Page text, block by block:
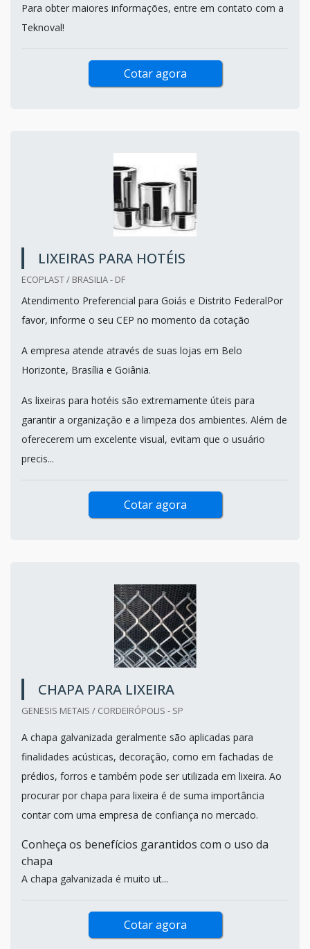
Para obter maiores informações, entre em contato com a
Teknoval!
Cotar agora
LIXEIRAS PARA HOTÉIS
ECOPLAST / BRASILIA - DF
Atendimento Preferencial para Goiás e Distrito FederalPor
favor, informe o seu CEP no momento da cotação
A empresa atende através de suas lojas em Belo
Horizonte, Brasília e Goiânia.
As lixeiras para hotéis são extremamente úteis para
garantir a organização e a limpeza dos ambientes. Além de
oferecerem um excelente visual, evitam que o usuário
precis...
Cotar agora
CHAPA PARA LIXEIRA
GENESIS METAIS / CORDEIRÓPOLIS - SP
A chapa galvanizada geralmente são aplicadas para
finalidades acústicas, decoração, como em fachadas de
prédios, forros e também pode ser utilizada em lixeira. Ao
procurar por chapa para lixeira é de suma importância
contar com uma empresa de confiança no mercado.
Conheça os benefícios garantidos com o uso da
chapa
A chapa galvanizada é muito ut...
Cotar agora